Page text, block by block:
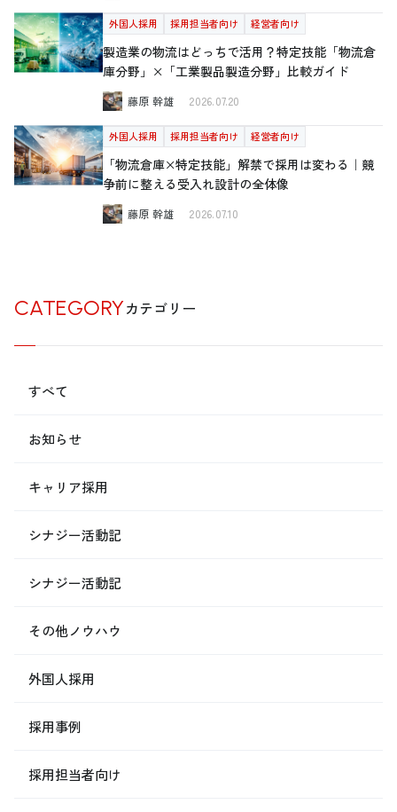
外国人採用 採用担当者向け 経営者向け
製造業の物流はどっちで活用？特定技能「物流倉
庫分野」×「工業製品製造分野」比較ガイド
藤原 幹雄 2026.07.20
外国人採用 採用担当者向け 経営者向け
「物流倉庫×特定技能」解禁で採用は変わる｜競
争前に整える受入れ設計の全体像
藤原 幹雄 2026.07.10
CATEGORYカテゴリー
すべて
お知らせ
キャリア採用
シナジー活動記
シナジー活動記
その他ノウハウ
外国人採用
採用事例
採用担当者向け